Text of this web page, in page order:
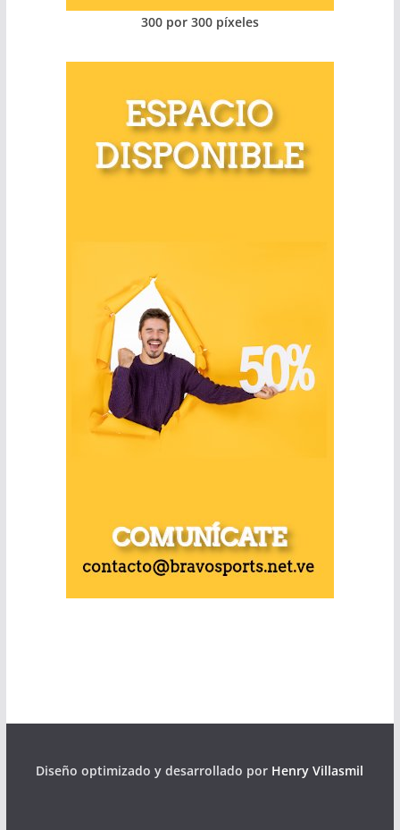
300 por 300 píxeles
Diseño optimizado y desarrollado por Henry Villasmil